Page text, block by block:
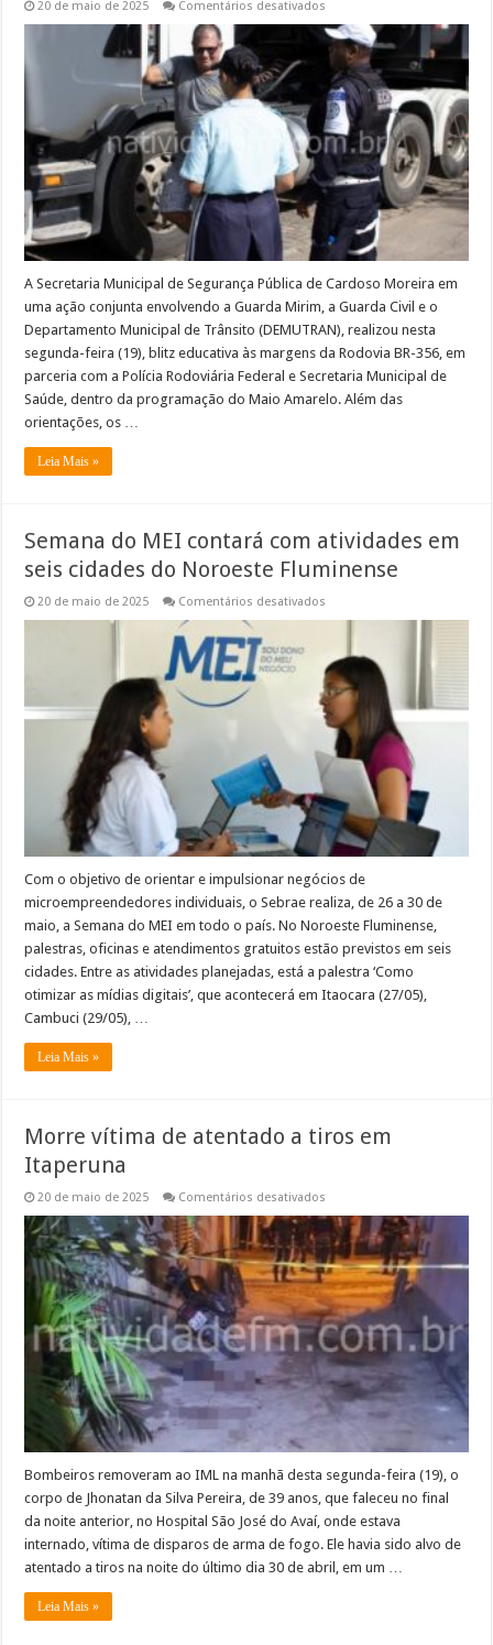
20 de maio de 2025 Comentários desativados
Moreira
realiza
blitz
educativa
para
reduzir
acidentes
de
trânsito
A Secretaria Municipal de Segurança Pública de Cardoso Moreira em
uma ação conjunta envolvendo a Guarda Mirim, a Guarda Civil e o
Departamento Municipal de Trânsito (DEMUTRAN), realizou nesta
segunda-feira (19), blitz educativa às margens da Rodovia BR-356, em
parceria com a Polícia Rodoviária Federal e Secretaria Municipal de
Saúde, dentro da programação do Maio Amarelo. Além das
orientações, os …
Leia Mais »
Semana do MEI contará com atividades em
seis cidades do Noroeste Fluminense
20 de maio de 2025 Comentários desativados
contará
com
atividades
em
seis
cidades
do
Noroeste
Fluminense
Com o objetivo de orientar e impulsionar negócios de
microempreendedores individuais, o Sebrae realiza, de 26 a 30 de
maio, a Semana do MEI em todo o país. No Noroeste Fluminense,
palestras, oficinas e atendimentos gratuitos estão previstos em seis
cidades. Entre as atividades planejadas, está a palestra ‘Como
otimizar as mídias digitais’, que acontecerá em Itaocara (27/05),
Cambuci (29/05), …
Leia Mais »
Morre vítima de atentado a tiros em
Itaperuna
20 de maio de 2025 Comentários desativados
vítima
de
atentado
a
tiros
em
Itaperuna
Bombeiros removeram ao IML na manhã desta segunda-feira (19), o
corpo de Jhonatan da Silva Pereira, de 39 anos, que faleceu no final
da noite anterior, no Hospital São José do Avaí, onde estava
internado, vítima de disparos de arma de fogo. Ele havia sido alvo de
atentado a tiros na noite do último dia 30 de abril, em um …
Leia Mais »